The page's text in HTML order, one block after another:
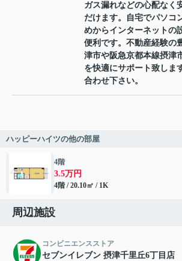
ガス漏れなどの心配なく
だけます。自宅でパソコ
めからインターネットの
便利です。不動産経験の
津市や阪急京都本線摂津
を快適にサポート致しま
合わせ下さい。
ハッピーハイツの他の部屋
4階
3.5万円
4階 / 20.10㎡ / 1K
周辺施設
コンビニエンスストア
セブンイレブン 摂津千里丘6丁目店